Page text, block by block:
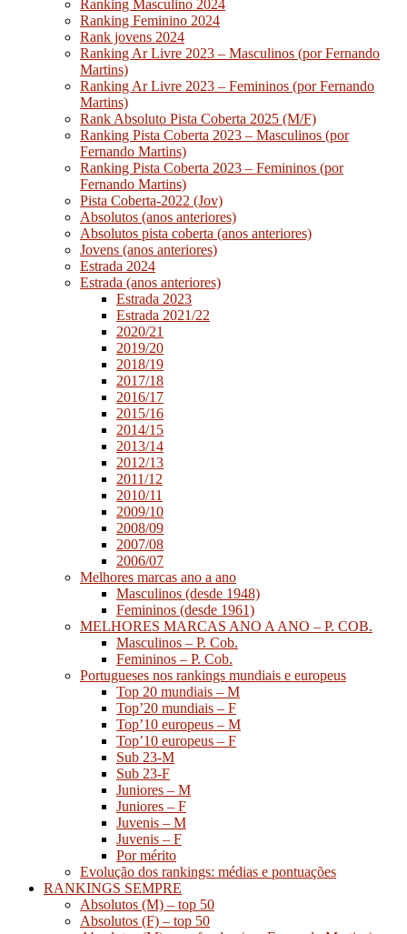
Ranking Masculino 2024
Ranking Feminino 2024
Rank jovens 2024
Ranking Ar Livre 2023 – Masculinos (por Fernando
Martins)
Ranking Ar Livre 2023 – Femininos (por Fernando
Martins)
Rank Absoluto Pista Coberta 2025 (M/F)
Ranking Pista Coberta 2023 – Masculinos (por
Fernando Martins)
Ranking Pista Coberta 2023 – Femininos (por
Fernando Martins)
Pista Coberta-2022 (Jov)
Absolutos (anos anteriores)
Absolutos pista coberta (anos anteriores)
Jovens (anos anteriores)
Estrada 2024
Estrada (anos anteriores)
Estrada 2023
Estrada 2021/22
2020/21
2019/20
2018/19
2017/18
2016/17
2015/16
2014/15
2013/14
2012/13
2011/12
2010/11
2009/10
2008/09
2007/08
2006/07
Melhores marcas ano a ano
Masculinos (desde 1948)
Femininos (desde 1961)
MELHORES MARCAS ANO A ANO – P. COB.
Masculinos – P. Cob.
Femininos – P. Cob.
Portugueses nos rankings mundiais e europeus
Top 20 mundiais – M
Top’20 mundiais – F
Top’10 europeus – M
Top’10 europeus – F
Sub 23-M
Sub 23-F
Juniores – M
Juniores – F
Juvenis – M
Juvenis – F
Por mérito
Evolução dos rankings: médias e pontuações
RANKINGS SEMPRE
Absolutos (M) – top 50
Absolutos (F) – top 50